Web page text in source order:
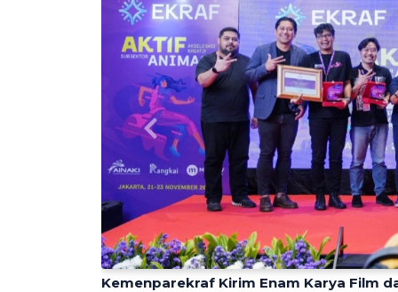
Kemenparekraf Kirim Enam Karya Film
Previous